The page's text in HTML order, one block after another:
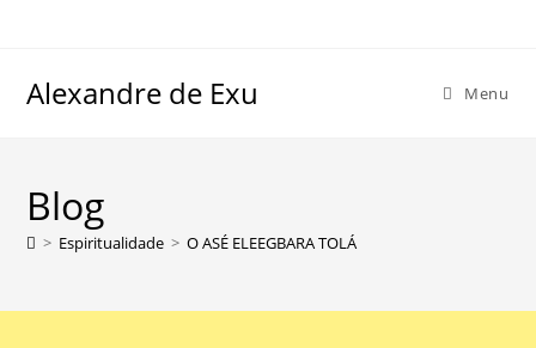
Alexandre de Exu Menu
Blog
> Espiritualidade > O ASÉ ELEEGBARA TOLÁ